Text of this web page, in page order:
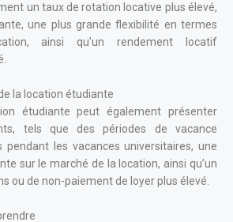
un taux de rotation locative plus élevé,
une plus grande flexibilité en termes
ainsi qu’un rendement locatif
la location étudiante
étudiante peut également présenter
tels que des périodes de vacance
pendant les vacances universitaires, une
sur le marché de la location, ainsi qu’un
ou de non-paiement de loyer plus élevé.